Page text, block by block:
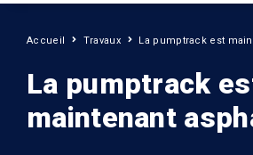
Accueil Travaux La pumptrack est
La pumptrack
maintenant